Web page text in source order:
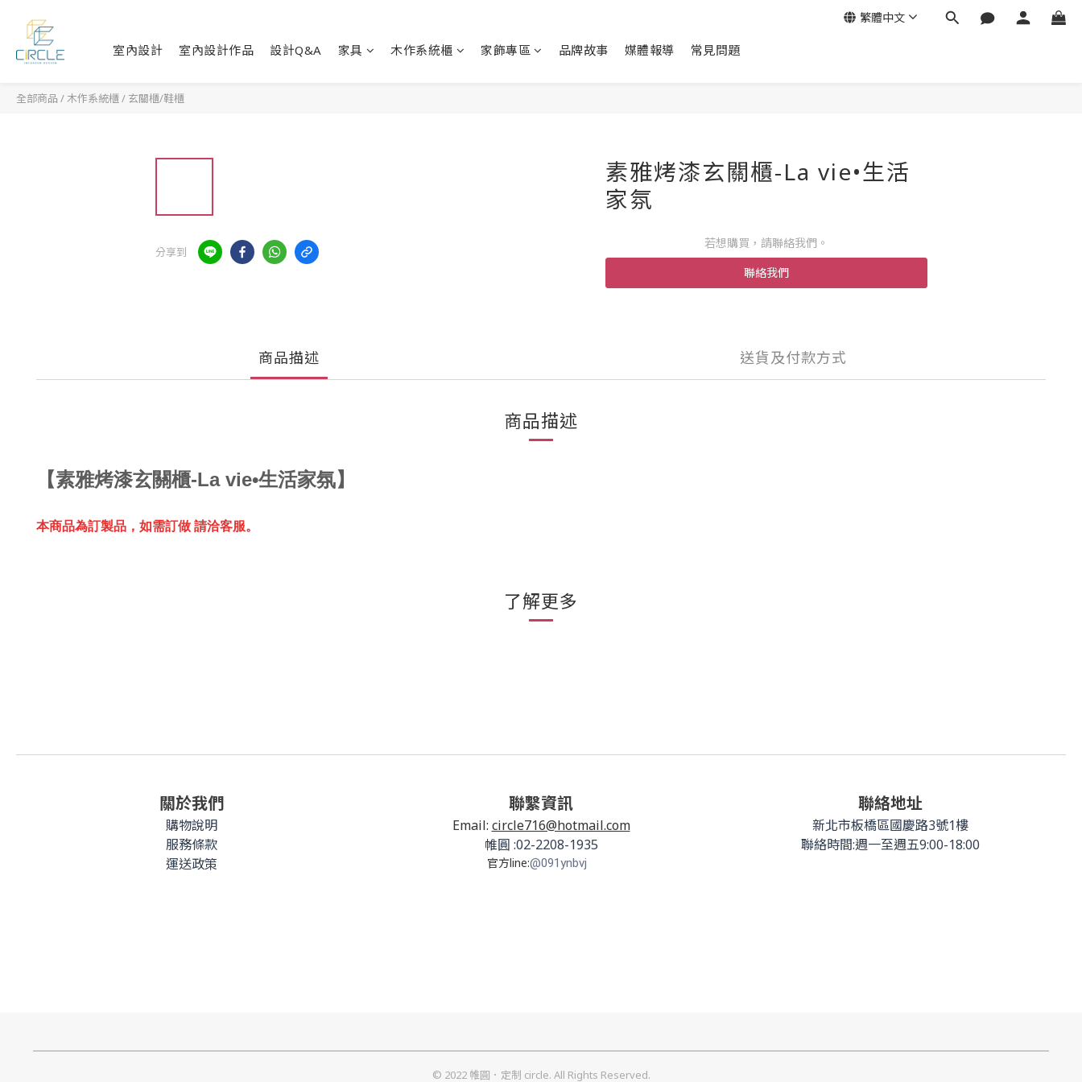
室內設計 室內設計作品 設計Q&A 家具 木作系統櫃 家飾專區 品牌故事 媒體報導 常見問題
繁體中文
全部商品 /木作系統櫃/ 玄關櫃/鞋櫃
分享到
素雅烤漆玄關櫃-La vie•生活
家氛
若想購買，請聯絡我們。
聯絡我們
商品描述 送貨及付款方式
商品描述
【素雅烤漆玄關櫃-La vie•生活家氛】
本商品為訂製品， 如需訂做 請洽客服。
了解更多
關於我們
購物說明
服務條款
運送政策
聯繫資訊
Email: circle716@hotmail.com
帷圓 :02-2208-1935
官方line:@091ynbvj
聯絡地址
新北市板橋區國慶路3號1樓
聯絡時間:週一至週五9:00-18:00
© 2022 帷圓．定制 circle. All Rights Reserved.